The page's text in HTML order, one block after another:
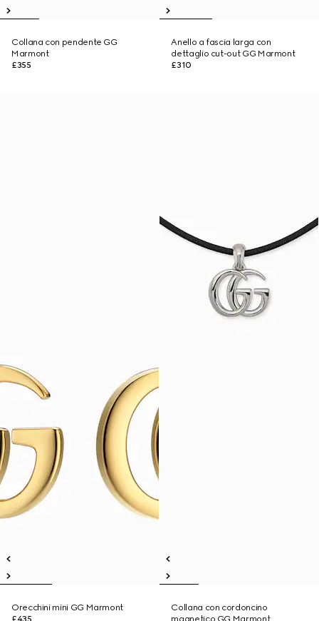
Collana con pendente GG
Marmont
£355
Anello a fascia larga con
dettaglio cut-out GG Marmont
£310
Orecchini mini GG Marmont
£435
Collana con cordoncino
magnetico GG Marmont